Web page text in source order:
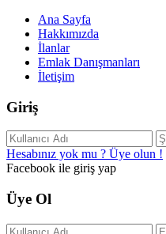
Ana Sayfa
Hakkımızda
İlanlar
Emlak Danışmanları
İletişim
Giriş
Hesabınız yok mu ? Üye olun !
Facebook ile giriş yap
Üye Ol